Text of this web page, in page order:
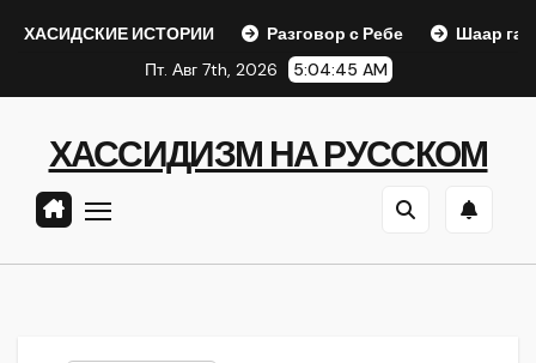
ИСТОРИИ Разговор с Ребе
Шаар гайихуд гл. 1
Пт. Авг 7th, 2026
5:04:46 AM
ХАССИДИЗМ НА РУССКОМ